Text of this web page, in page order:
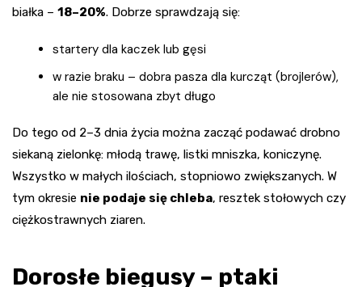
białka – 18–20%. Dobrze sprawdzają się:
startery dla kaczek lub gęsi
w razie braku – dobra pasza dla kurcząt (brojlerów),
ale nie stosowana zbyt długo
Do tego od 2–3 dnia życia można zacząć podawać drobno
siekaną zielonkę: młodą trawę, listki mniszka, koniczynę.
Wszystko w małych ilościach, stopniowo zwiększanych. W
tym okresie nie podaje się chleba, resztek stołowych czy
ciężkostrawnych ziaren.
Dorosłe biegusy – ptaki